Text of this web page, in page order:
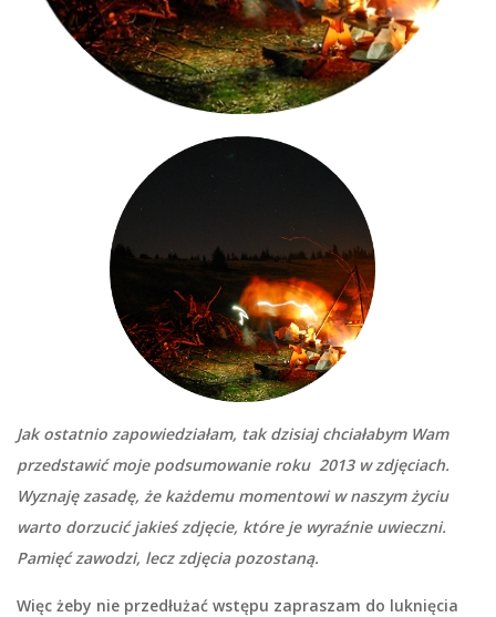
Jak ostatnio zapowiedziałam, tak dzisiaj chciałabym Wam
przedstawić moje podsumowanie roku 2013 w zdjęciach.
Wyznaję zasadę, że każdemu momentowi w naszym życiu
warto dorzucić jakieś zdjęcie, które je wyraźnie uwieczni.
Pamięć zawodzi, lecz zdjęcia pozostaną.
Więc żeby nie przedłużać wstępu zapraszam do luknięcia